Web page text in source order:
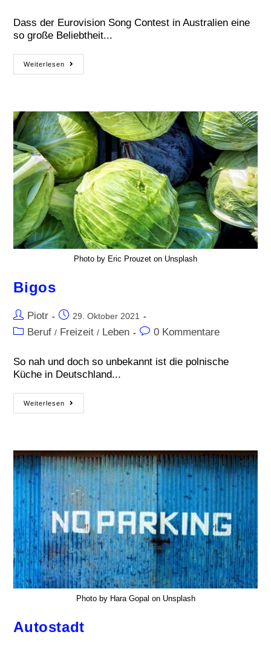
Dass der Eurovision Song Contest in Australien eine
so große Beliebtheit...
Weiterlesen
Photo by Eric Prouzet on Unsplash
Bigos
Piotr 29. Oktober 2021
Beruf / Freizeit / Leben 0 Kommentare
So nah und doch so unbekannt ist die polnische
Küche in Deutschland...
Weiterlesen
Photo by Hara Gopal on Unsplash
Autostadt